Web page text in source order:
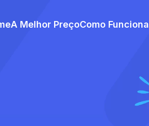
A Melhor PreçoComo Funciona